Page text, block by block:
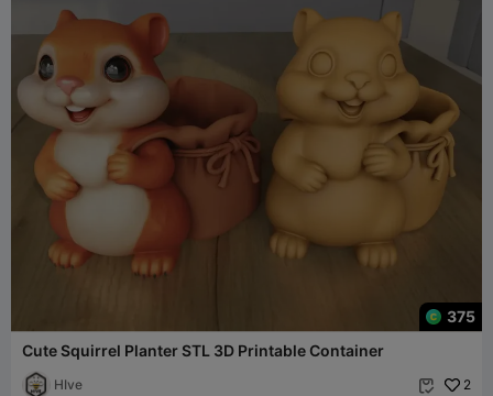
375
Cute Squirrel Planter STL 3D Printable Container
HIve  2